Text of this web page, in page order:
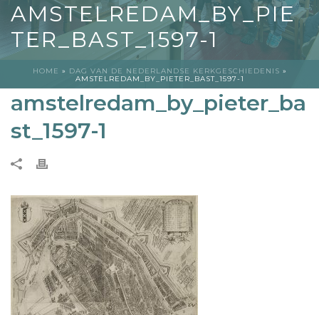
AMSTELREDAM_BY_PIE
TER_BAST_1597-1
HOME » DAG VAN DE NEDERLANDSE KERKGESCHIEDENIS »
AMSTELREDAM_BY_PIETER_BAST_1597-1
amstelredam_by_pieter_ba
st_1597-1